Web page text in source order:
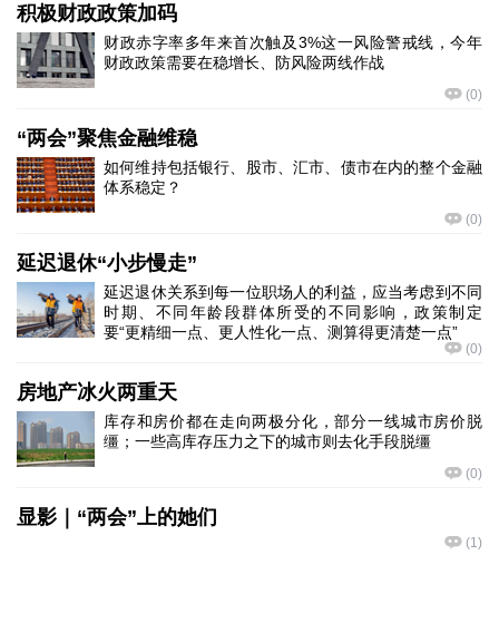
积极财政政策加码
财政赤字率多年来首次触及3%这一风险警戒线，今年
财政政策需要在稳增长、防风险两线作战
(0)
“两会”聚焦金融维稳
如何维持包括银行、股市、汇市、债市在内的整个金融
体系稳定？
(0)
延迟退休“小步慢走”
延迟退休关系到每一位职场人的利益，应当考虑到不同
时期、不同年龄段群体所受的不同影响，政策制定
要“更精细一点、更人性化一点、测算得更清楚一点”
(0)
房地产冰火两重天
库存和房价都在走向两极分化，部分一线城市房价脱
缰；一些高库存压力之下的城市则去化手段脱缰
(0)
显影｜“两会”上的她们
(1)